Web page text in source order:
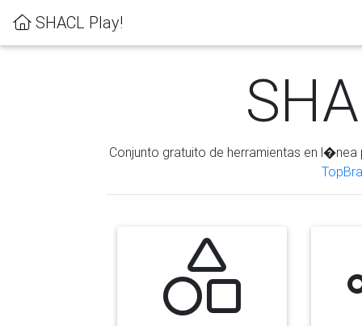
SHACL Play!
Conjunto gratuito de herramientas en